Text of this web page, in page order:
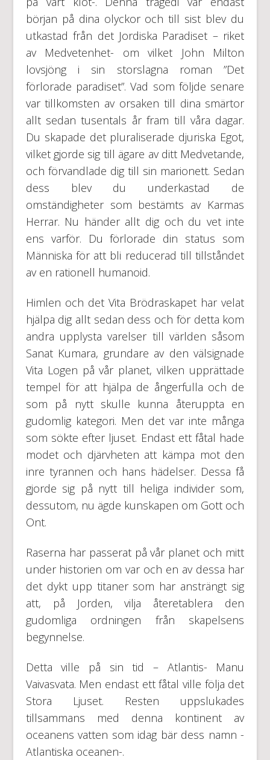
början på dina olyckor och till sist blev du
utkastad från det Jordiska Paradiset – riket
av Medvetenhet- om vilket John Milton
lovsjöng i sin storslagna roman ”Det
förlorade paradiset”. Vad som följde senare
var tillkomsten av orsaken till dina smärtor
allt sedan tusentals år fram till våra dagar.
Du skapade det pluraliserade djuriska Egot,
vilket gjorde sig till ägare av ditt Medvetande,
och förvandlade dig till sin marionett. Sedan
dess blev du underkastad de
omständigheter som bestämts av Karmas
Herrar. Nu händer allt dig och du vet inte
ens varför. Du förlorade din status som
Människa för att bli reducerad till tillståndet
av en rationell humanoid.
Himlen och det Vita Brödraskapet har velat
hjälpa dig allt sedan dess och för detta kom
andra upplysta varelser till världen såsom
Sanat Kumara, grundare av den välsignade
Vita Logen på vår planet, vilken upprättade
tempel för att hjälpa de ångerfulla och de
som på nytt skulle kunna återuppta en
gudomlig kategori. Men det var inte många
som sökte efter ljuset. Endast ett fåtal hade
modet och djärvheten att kämpa mot den
inre tyrannen och hans hädelser. Dessa få
gjorde sig på nytt till heliga individer som,
dessutom, nu ägde kunskapen om Gott och
Ont.
Raserna har passerat på vår planet och mitt
under historien om var och en av dessa har
det dykt upp titaner som har ansträngt sig
att, på Jorden, vilja återetablera den
gudomliga ordningen från skapelsens
begynnelse.
Detta ville på sin tid – Atlantis- Manu
Vaivasvata. Men endast ett fåtal ville följa det
Stora Ljuset. Resten uppslukades
tillsammans med denna kontinent av
oceanens vatten som idag bär dess namn -
Atlantiska oceanen-.